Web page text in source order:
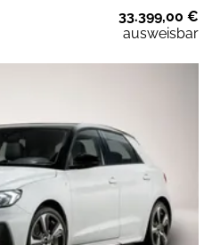
33.399,00 €
ausweisbar